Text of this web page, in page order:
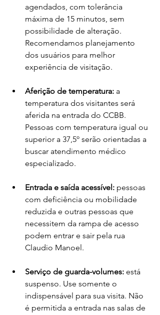
agendados, com tolerância
máxima de 15 minutos, sem
possibilidade de alteração.
Recomendamos planejamento
dos usuários para melhor
experiência de visitação.
Aferição de temperatura: a
temperatura dos visitantes será
aferida na entrada do CCBB.
Pessoas com temperatura igual ou
superior a 37,5º serão orientadas a
buscar atendimento médico
especializado.
Entrada e saída acessível: pessoas
com deficiência ou mobilidade
reduzida e outras pessoas que
necessitem da rampa de acesso
podem entrar e sair pela rua
Claudio Manoel.
Serviço de guarda-volumes: está
suspenso. Use somente o
indispensável para sua visita. Não
é permitida a entrada nas salas de